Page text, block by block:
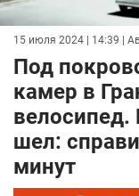
15 июля 2024 | 14:39 |
Под
камер в
велосипед.
шел:
минут